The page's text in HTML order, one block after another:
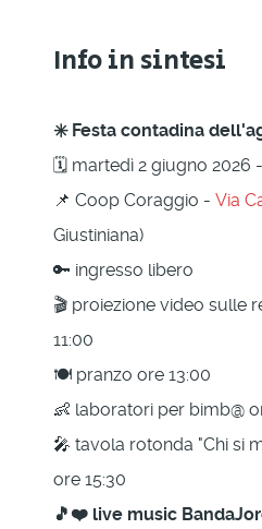
Info in sintesi
✳️ Festa contadina
🗓 martedì 2 giugno 2026
📌 Coop Coraggio - Via
Giustiniana)
🔑 ingresso libero
🎬 proiezione video sulle
11:00
🍽️ pranzo ore 13:00
👶 laboratori per bimb@
🎤 tavola rotonda "Chi si
ore 15:30
🎵❤️ live music